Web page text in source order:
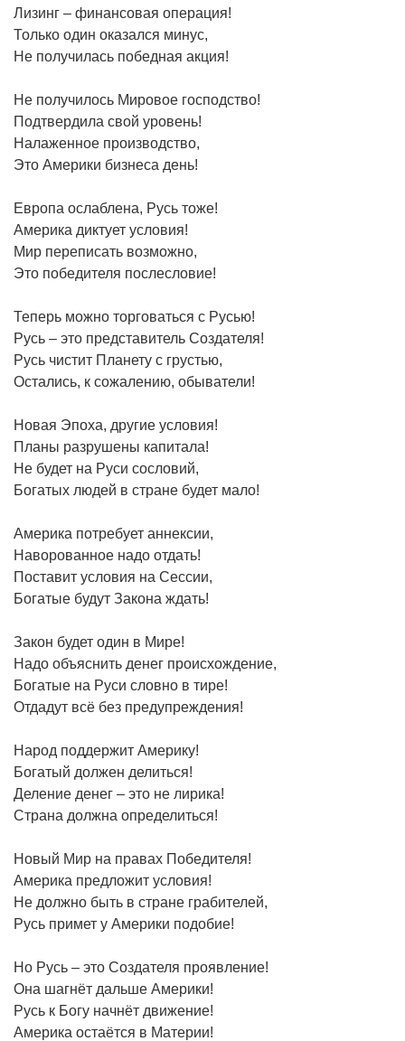
Лизинг – финансовая операция!
Только один оказался минус,
Не получилась победная акция!
Не получилось Мировое господство!
Подтвердила свой уровень!
Налаженное производство,
Это Америки бизнеса день!
Европа ослаблена, Русь тоже!
Америка диктует условия!
Мир переписать возможно,
Это победителя послесловие!
Теперь можно торговаться с Русью!
Русь – это представитель Создателя!
Русь чистит Планету с грустью,
Остались, к сожалению, обыватели!
Новая Эпоха, другие условия!
Планы разрушены капитала!
Не будет на Руси сословий,
Богатых людей в стране будет мало!
Америка потребует аннексии,
Наворованное надо отдать!
Поставит условия на Сессии,
Богатые будут Закона ждать!
Закон будет один в Мире!
Надо объяснить денег происхождение,
Богатые на Руси словно в тире!
Отдадут всё без предупреждения!
Народ поддержит Америку!
Богатый должен делиться!
Деление денег – это не лирика!
Страна должна определиться!
Новый Мир на правах Победителя!
Америка предложит условия!
Не должно быть в стране грабителей,
Русь примет у Америки подобие!
Но Русь – это Создателя проявление!
Она шагнёт дальше Америки!
Русь к Богу начнёт движение!
Америка остаётся в Материи!